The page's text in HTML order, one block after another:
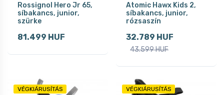
Rossignol Hero Jr 65,
síbakancs, junior,
szürke
81.499 HUF
Atomic Hawx Kids 2,
síbakancs, junior,
rózsaszín
32.789 HUF
43.599 HUF
VÉGKIÁRUSÍTÁS
VÉGKIÁRUSÍTÁS